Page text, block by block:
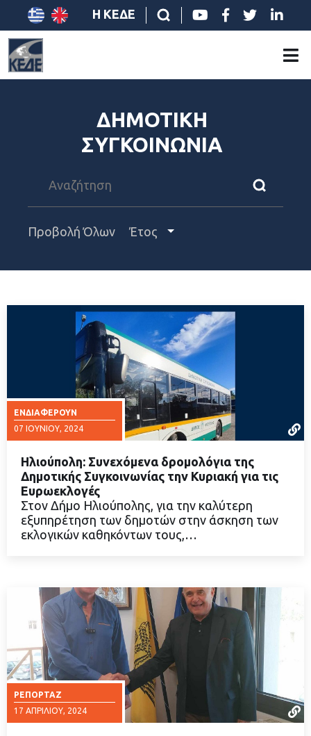
Η ΚΕΔΕ
ΔΗΜΟΤΙΚΗ
ΣΥΓΚΟΙΝΩΝΙΑ
Προβολή Όλων Έτος
ΕΝΔΙΑΦΈΡΟΥΝ
07 ΙΟΥΝΊΟΥ, 2024
ΔΙΑΒΑΣΤΕ ΠΕΡΙΣΣΟΤΕΡΑ
Ηλιούπολη: Συνεχόμενα δρομολόγια της
Δημοτικής Συγκοινωνίας την Κυριακή για τις
Ευρωεκλογές
Στον Δήμο Ηλιούπολης, για την καλύτερη
εξυπηρέτηση των δημοτών στην άσκηση των
εκλογικών καθηκόντων τους,…
ΡΕΠΟΡΤΆΖ
17 ΑΠΡΙΛΊΟΥ, 2024